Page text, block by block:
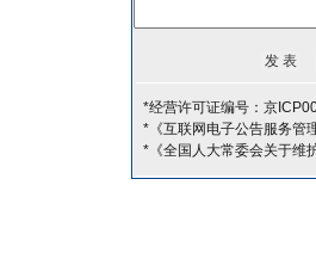
*经营许可证编号：京
*《互联网电子公告服务管
*《全国人大常委会关于维